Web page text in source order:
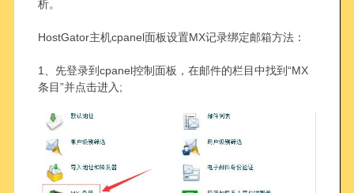
析。
HostGator主机cpanel面板设置MX记录绑定邮箱方法：
1、先登录到cpanel控制面板，在邮件的栏目中找到“MX
条目”并点击进入;